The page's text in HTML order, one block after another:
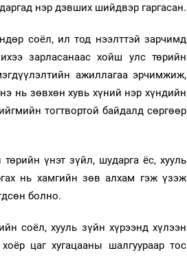
нэр дэвших шийдвэр гаргасан.
соёл, ил тод нээлттэй зарчимд
зарласанаас хойш улс төрийн
ажиллагаа эрчимжиж,
нь зөвхөн хувь хүний нэр хүндийн
тогтвортой байдалд сөргөөр
үнэт зүйл, шударга ёс, хууль
нь хамгийн зөв алхам гэж үзэж
болно.
соёл, хууль зүйн хүрээнд хүлээн
цаг хугацааны шалгуураар тос